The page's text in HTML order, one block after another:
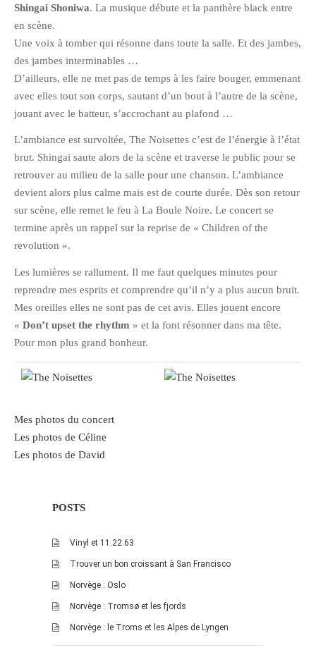
Julien
Vânia
ARCHIVES
avril 2016
octobre 2014
août 2014
mars 2013
janvier 2013
octobre 2012
septembre 2012
août 2012
juillet 2012
mai 2012
avril 2012
février 2012
octobre 2011
Shingai Shoniwa. La musique débute et la panthère black entre
en scène.
Une voix à tomber qui résonne dans toute la salle. Et des jambes,
des jambes interminables …
D’ailleurs, elle ne met pas de temps à les faire bouger, emmenant
avec elles tout son corps, sautant d’un bout à l’autre de la scène,
jouant avec le batteur, s’accrochant au plafond …
L’ambiance est survoltée, The Noisettes c’est de l’énergie à l’état
brut. Shingai saute alors de la scène et traverse le public pour se
retrouver au milieu de la salle pour une chanson. L’ambiance
devient alors plus calme mais est de courte durée. Dès son retour
sur scène, elle remet le feu à La Boule Noire. Le concert se
termine après un rappel sur la reprise de « Children of the
revolution ».
Les lumières se rallument. Il me faut quelques minutes pour
reprendre mes esprits et comprendre qu’il n’y a plus aucun bruit.
Mes oreilles elles ne sont pas de cet avis. Elles jouent encore
« Don’t upset the rhythm » et la font résonner dans ma tête.
Pour mon plus grand bonheur.
Mes photos du concert
Les photos de Céline
Les photos de David
POSTS
Vinyl et 11.22.63
Trouver un bon croissant à San Francisco
Norvège : Oslo
Norvège : Tromsø et les fjords
Norvège : le Troms et les Alpes de Lyngen